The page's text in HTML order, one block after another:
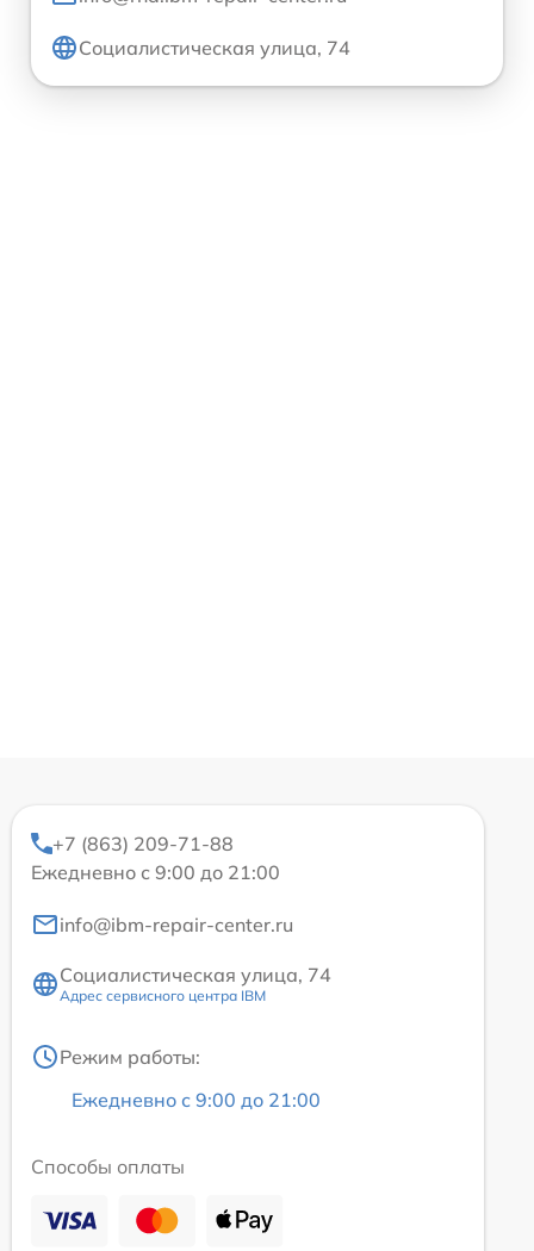
Социалистическая улица, 74
+7 (863) 209-71-88
Ежедневно с 9:00 до 21:00
info@ibm-repair-center.ru
Социалистическая улица, 74
Адрес сервисного центра IBM
Режим работы:
Ежедневно с 9:00 до 21:00
Способы оплаты